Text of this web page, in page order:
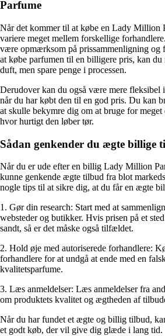
Parfume
Når det kommer til at købe en Lady Million
variere meget mellem forskellige
være opmærksom på prissammenligning og
at købe parfumen til en billigere pris, kan du
duft, men spare penge i processen.
Derudover kan du også være mere fleksibel
når du har købt den til en god pris. Du kan
at skulle bekymre dig om at bruge for
hvor hurtigt den løber tør.
Sådan genkender du ægte billige
Når du er ude efter en billig Lady Million
kunne genkende ægte tilbud fra blot
nogle tips til at sikre dig, at du får en ægte
1. Gør din research: Start med at
websteder og butikker. Hvis prisen på et
sandt, så er det måske også tilfældet.
2. Hold øje med autoriserede forhandlere:
forhandlere for at undgå at ende med en
kvalitetsparfume.
3. Læs anmeldelser: Læs anmeldelser fra
om produktets kvalitet og ægtheden af
Når du har fundet et ægte og billig tilbud,
et godt køb, der vil give dig glæde i lang tid.